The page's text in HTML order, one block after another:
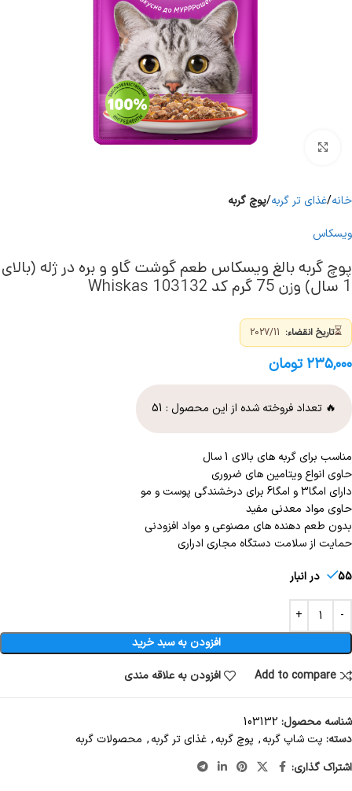
برای بزرگنمایی کلیک کنید
خانه غذای تر گربه پوچ گربه
ویسکاس
پوچ گربه بالغ ویسکاس طعم گوشت گاو و بره در ژله (بالای
1 سال) وزن 75 گرم کد 103132 Whiskas
⏳تاریخ انقضاء:
۲۳۵,۰۰۰ تومان
🔥 تعداد فروخته شده از این محصول : 51
مناسب برای گربه های بالای 1 سال
حاوی انواع ویتامین های ضروری
دارای امگا3 و امگا6 برای درخشندگی پوست و مو
حاوی مواد معدنی مفید
بدون طعم دهنده های مصنوعی و مواد افزودنی
حمایت از سلامت دستگاه مجاری ادراری
55 در انبار
افزودن به سبد خرید
Add to compare
افزودن به علاقه مندی
شناسه محصول: 103132
دسته: پت شاپ گربه, پوچ گربه, غذای تر گربه, محصولات گربه
اشتراک گذاری: